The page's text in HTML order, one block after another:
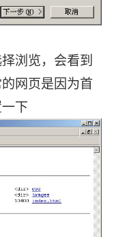
浏览，会看到
网页是因为首
下